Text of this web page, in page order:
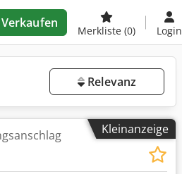
Verkaufen
Merkliste (0) Login
Relevanz
Kleinanzeige